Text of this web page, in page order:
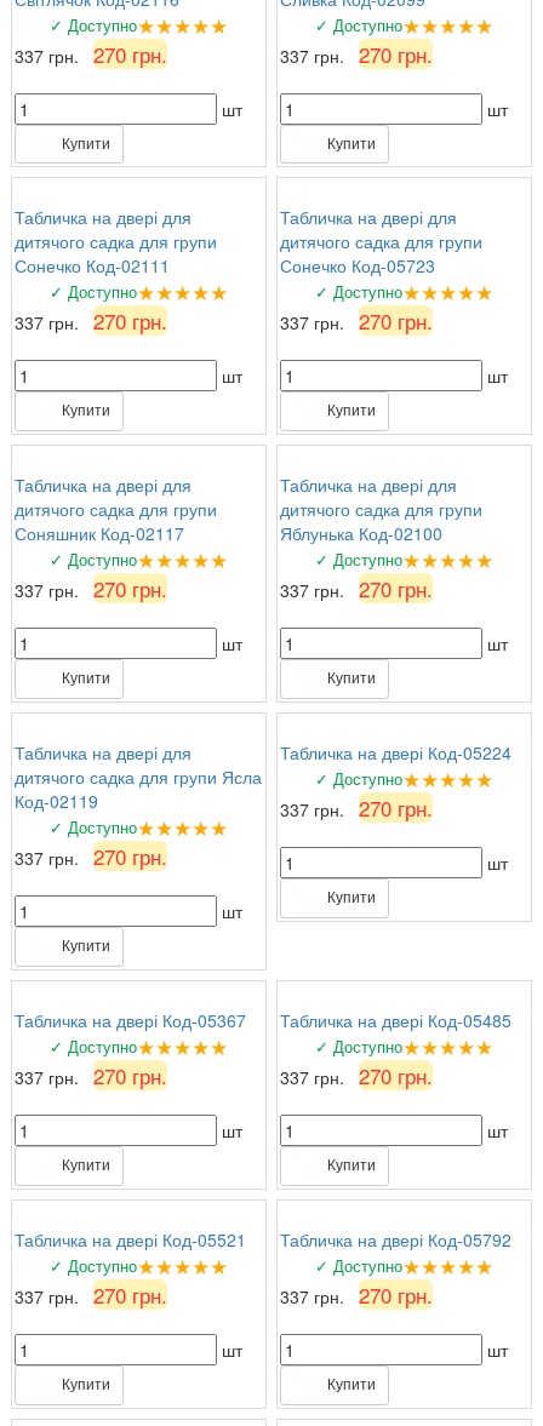
✓ Доступно★★★★★
337 грн. 270 грн.
шт
Купити
✓ Доступно★★★★★
337 грн. 270 грн.
шт
Купити
Табличка на двері для
дитячого садка для групи
Сонечко Код-02111
✓ Доступно★★★★★
337 грн. 270 грн.
шт
Купити
Табличка на двері для
дитячого садка для групи
Сонечко Код-05723
✓ Доступно★★★★★
337 грн. 270 грн.
шт
Купити
Табличка на двері для
дитячого садка для групи
Соняшник Код-02117
✓ Доступно★★★★★
337 грн. 270 грн.
шт
Купити
Табличка на двері для
дитячого садка для групи
Яблунька Код-02100
✓ Доступно★★★★★
337 грн. 270 грн.
шт
Купити
Табличка на двері для
дитячого садка для групи Ясла
Код-02119
✓ Доступно★★★★★
337 грн. 270 грн.
шт
Купити
Табличка на двері Код-05224
✓ Доступно★★★★★
337 грн. 270 грн.
шт
Купити
Табличка на двері Код-05367
✓ Доступно★★★★★
337 грн. 270 грн.
шт
Купити
Табличка на двері Код-05485
✓ Доступно★★★★★
337 грн. 270 грн.
шт
Купити
Табличка на двері Код-05521
✓ Доступно★★★★★
337 грн. 270 грн.
шт
Купити
Табличка на двері Код-05792
✓ Доступно★★★★★
337 грн. 270 грн.
шт
Купити